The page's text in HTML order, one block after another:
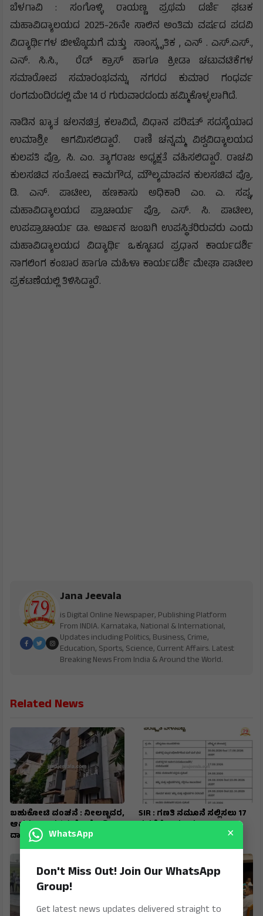
ಬೆಳಗಾವಿ : ಸಂಗೊಳ್ಳಿ ರಾಯಣ್ಣ ಪ್ರಥಮ ದರ್ಜೆ ಘಟಕ
ಮಹಾವಿದ್ಯಾಲಯದ 2025-26ನೇ ಸಾಲಿನ ಅಂತಿಮ ವರ್ಷದ ಪದವಿ
ವಿದ್ಯಾರ್ಥಿಗಳ ಬೀಳ್ಕೊಡುಗೆ ಮತ್ತು ಸಾಂಸ್ಕೃತಿಕ , ಎನ್ . ಎಸ್.ಎಸ್.,
ಎನ್. ಸಿ.ಸಿ., ರೆಡ್ ಕ್ರಾಸ್ ಹಾಗೂ ಕ್ರೀಡಾ ಚಟುವಟಿಕೆಗಳ
ಸಮಾರೋಪ ಸಮಾರಂಭವನ್ನು ನಗರದ ಕುಮಾರ ಗಂಧರ್ವ
ರಂಗಮಂದಿರದಲ್ಲಿ ಮೇ 14 ರ ಗುರುವಾರದಂದು ಹಮ್ಮಿಕೊಳ್ಳಲಾಗಿದೆ.
ನಾಡಿನ ಖ್ಯಾತ ಚಲನಚಿತ್ರ ಕಲಾವಿದೆ, ವಿಧಾನ ಪರಿಷತ್ ಸದಸ್ಯೆಯಾದ
ಉಮಾಶ್ರೀ ಆಗಮಿಸಲಿದ್ದಾರೆ. ರಾಣಿ ಚನ್ನಮ್ಮ ವಿಶ್ವವಿದ್ಯಾಲಯದ
ಕುಲಪತಿ ಪ್ರೊ. ಸಿ. ಎಂ. ತ್ಯಾಗರಾಜ ಅಧ್ಯಕ್ಷತೆ ವಹಿಸಲಿದ್ದಾರೆ. ರಾಚವಿ
ಕುಲಸಚಿವ ಸಂತೋಷ ಕಾಮಗೌಡ, ಮೌಲ್ಯಮಾಪನ ಕುಲಸಚಿವ ಪ್ರೊ.
ಡಿ. ಎನ್. ಪಾಟೀಲ, ಹಣಕಾಸು ಅಧಿಕಾರಿ ಎಂ. ಎ. ಸಪ್ನ,
ಮಹಾವಿದ್ಯಾಲಯದ ಪ್ರಾಚಾರ್ಯ ಪ್ರೊ. ಎಸ್. ಸಿ. ಪಾಟೀಲ,
ಉಪಪ್ರಾಚಾರ್ಯ ಡಾ. ಅರ್ಜುನ ಜಂಬಗಿ ಉಪಸ್ಥಿತರಿರುವರು ಎಂದು
ಮಹಾವಿದ್ಯಾಲಯದ ವಿದ್ಯಾರ್ಥಿ ಒಕ್ಕೂಟದ ಪ್ರಧಾನ ಕಾರ್ಯದರ್ಶಿ
ನಾಗಲಿಂಗ ಕಂಬಾರ ಹಾಗೂ ಮಹಿಳಾ ಕಾರ್ಯದರ್ಶಿ ಮೇಘಾ ಪಾಟೀಲ
ಪ್ರಕಟಣೆಯಲ್ಲಿ ತಿಳಿಸಿದ್ದಾರೆ.
Jana Jeevala
is Digital Online Newspaper, Publishing Platform
From INDIA. Karnataka, National & International,
Updates including Politics, Business, Crime,
Education, Sports, Science, Current Affairs. Latest
Breaking News From India & Around the World.
Related News
ಬಹುಕೋಟಿ ವಂಚನೆ : ನೀಲಣ್ಣವರ,
ಆಪ್ತರ ನಿವಾಸಗಳ ಮೇಲೆ ಇಡಿ
ದಾಳಿ
SIR : ಗಣತಿ ನಮೂನೆ ಸಲ್ಲಿಸಲು 17
ರವರೆಗೆ ಅವಕಾಶ
WhatsApp ×
Don't Miss Out! Join Our WhatsApp
Group!
Get latest news updates delivered straight to